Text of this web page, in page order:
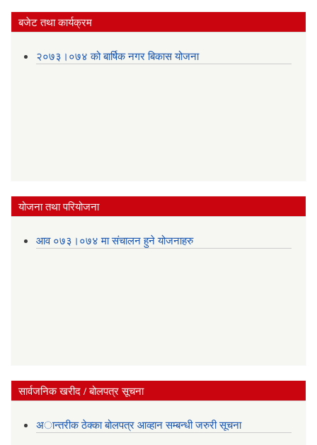
बजेट तथा कार्यक्रम
२०७३।०७४ को बार्षिक नगर बिकास योजना
योजना तथा परियोजना
आव ०७३।०७४ मा संचालन हुने योजनाहरु
सार्वजनिक खरीद / बोलपत्र सूचना
अान्तरीक ठेक्का बोलपत्र आव्हान सम्बन्धी जरुरी सूचना